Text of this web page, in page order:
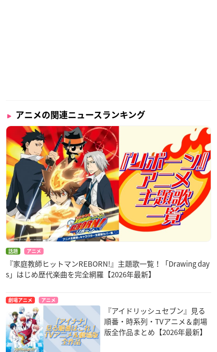
アニメの関連ニュースランキング
話題 アニメ
『家庭教師ヒットマンREBORN!』主題歌一覧！「Drawing day
s」はじめ歴代楽曲を完全網羅【2026年最新】
劇場アニメ アニメ
『アイドリッシュセブン』見る
順番・時系列・TVアニメ＆劇場
版全作品まとめ【2026年最新】